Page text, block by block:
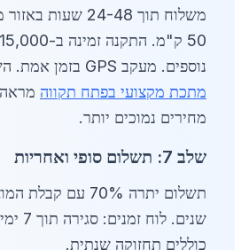
משלוח תוך 24-48
נוספים. מעקב GPS בזמן אמת. השוואה ל
מתכת מקצועי בפתח תקווה מראה
מחירים נמוכים יותר.
שלב 7: תשלום סופי ואחריות
שנים. לוח זמנים: סגירה תוך 7 ימים.
כוללים תחזוקה שנתית.